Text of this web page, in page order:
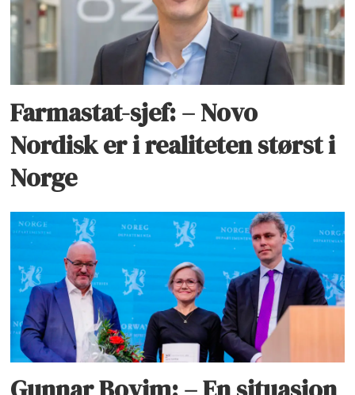
Farmastat-sjef: – Novo
Nordisk er i realiteten størst i
Norge